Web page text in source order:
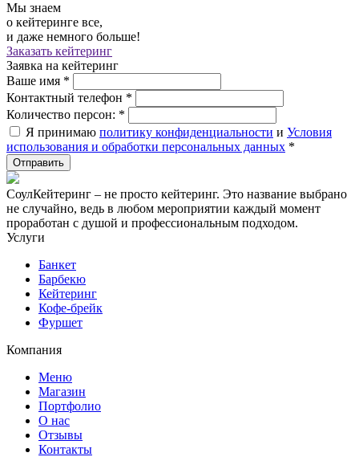
Мы знаем
о кейтеринге все,
и даже немного больше!
Заказать кейтеринг
Заявка на кейтеринг
Ваше имя *
Контактный телефон *
Количество персон: *
Я принимаю политику конфиденциальности и Условия
использования и обработки персональных данных *
СоулКейтеринг – не просто кейтеринг. Это название выбрано
не случайно, ведь в любом мероприятии каждый момент
проработан с душой и профессиональным подходом.
Услуги
Банкет
Барбекю
Кейтеринг
Кофе-брейк
Фуршет
Компания
Меню
Магазин
Портфолио
О нас
Отзывы
Контакты